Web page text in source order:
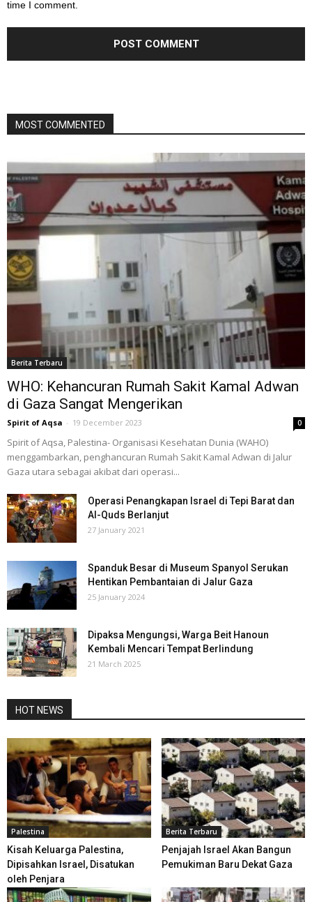
time I comment.
MOST COMMENTED
Berita Terbaru
WHO: Kehancuran Rumah Sakit Kamal Adwan
di Gaza Sangat Mengerikan
Spirit of Aqsa - 19 December 2023 0
Spirit of Aqsa, Palestina- Organisasi Kesehatan Dunia (WAHO)
menggambarkan, penghancuran Rumah Sakit Kamal Adwan di Jalur
Gaza utara sebagai akibat dari operasi...
Operasi Penangkapan Israel di Tepi Barat dan
Al-Quds Berlanjut
27 January 2021
Spanduk Besar di Museum Spanyol Serukan
Hentikan Pembantaian di Jalur Gaza
25 January 2024
Dipaksa Mengungsi, Warga Beit Hanoun
Kembali Mencari Tempat Berlindung
21 March 2025
HOT NEWS
Palestina
Kisah Keluarga Palestina,
Dipisahkan Israel, Disatukan
oleh Penjara
Berita Terbaru
Penjajah Israel Akan Bangun
Pemukiman Baru Dekat Gaza